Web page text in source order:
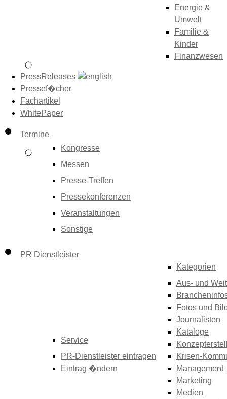
Energie &
Umwelt
Familie &
Kinder
Finanzwesen
PressReleases
Pressef�cher
Fachartikel
WhitePaper
Termine
Kongresse
Messen
Presse-Treffen
Pressekonferenzen
Veranstaltungen
Sonstige
PR Dienstleister
Service
PR-Dienstleister eintragen
Eintrag �ndern
Kategorien
Aus- und
Fotos und
Journalisten
Kataloge
Krisen-
Management
Marketing
Medien